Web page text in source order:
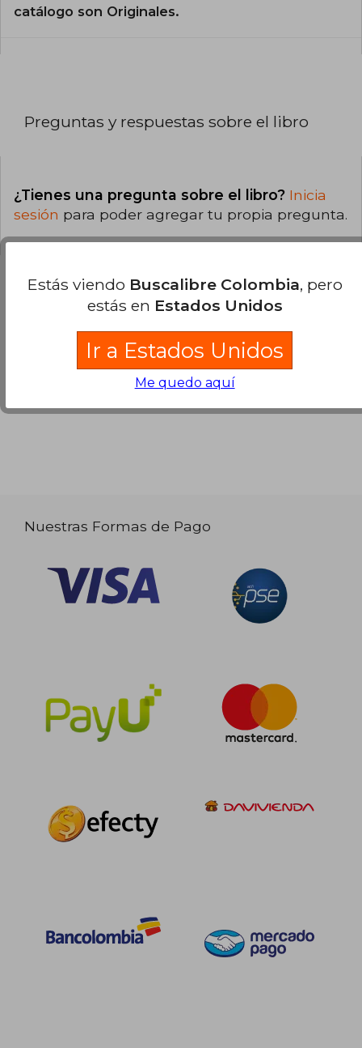
catálogo son Originales.
Preguntas y respuestas sobre el libro
¿Tienes una pregunta sobre el libro? Inicia
sesión para poder agregar tu propia pregunta.
Opiniones sobre Buscalibre
Nuestras Formas de Pago
Estás viendo Buscalibre Colombia, pero
estás en Estados Unidos
Ir a Estados Unidos
Me quedo aquí